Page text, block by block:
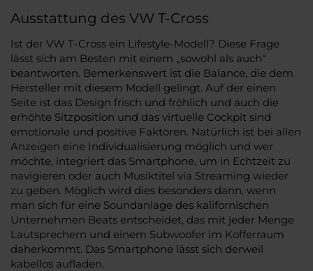
Ausstattung des VW T-Cross
Ist der VW T-Cross ein Lifestyle-Modell? Diese Frage
lässt sich am Besten mit einem „sowohl als auch“
beantworten. Bemerkenswert ist die Balance, die dem
Hersteller mit diesem Modell gelingt. Auf der einen
Seite ist das Design frisch und fröhlich und auch die
erhöhte Sitzposition und das virtuelle Cockpit sind
emotionale und positive Faktoren. Natürlich ist bei allen
Anzeigen eine Individualisierung möglich und wer
möchte, integriert das Smartphone, um in Echtzeit zu
navigieren oder auch Musiktitel via Streaming wieder
zu geben. Möglich wird dies besonders dann, wenn
man sich für eine Soundanlage des kalifornischen
Unternehmen Beats entscheidet, das mit jeder Menge
Lautsprechern und einem Subwoofer im Kofferraum
daherkommt. Das Smartphone lässt sich derweil
kabellos aufladen.